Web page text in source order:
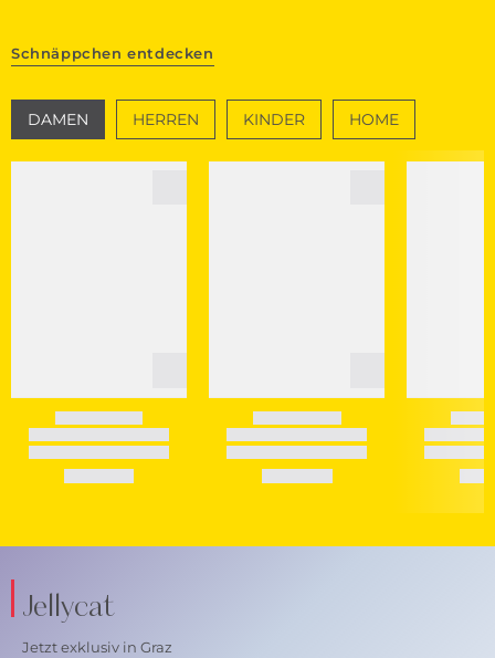
Schnäppchen entdecken
DAMEN HERREN KINDER HOME
Jellycat
Jetzt exklusiv in Graz